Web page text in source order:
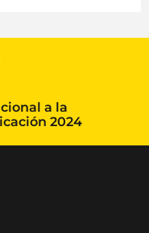
a la
2024